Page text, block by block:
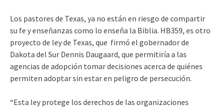
Los pastores de Texas, ya no están en riesgo de compartir
su fe y enseñanzas como lo enseña la Biblia. HB359, es otro
proyecto de ley de Texas, que firmó el gobernador de
Dakota del Sur Dennis Daugaard, que permitiría a las
agencias de adopción tomar decisiones acerca de quiénes
permiten adoptar sin estar en peligro de persecución.
“Esta ley protege los derechos de las organizaciones